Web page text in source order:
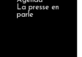
La presse en
parle